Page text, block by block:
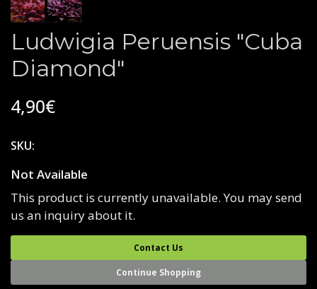
Ludwigia Peruensis "Cuba
Diamond"
4,90€
SKU:
Not Available
This product is currently unavailable. You may send
us an inquiry about it.
Contact Us
Continue Shopping